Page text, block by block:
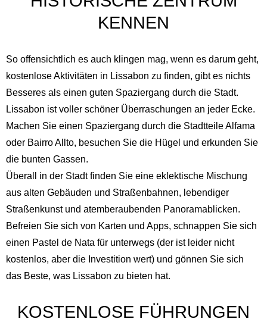
KENNEN
So offensichtlich es auch klingen mag, wenn es darum geht,
kostenlose Aktivitäten in Lissabon zu finden, gibt es nichts
Besseres als einen guten Spaziergang durch die Stadt.
Lissabon ist voller schöner Überraschungen an jeder Ecke.
Machen Sie einen Spaziergang durch die Stadtteile Alfama
oder Bairro Allto, besuchen Sie die Hügel und erkunden Sie
die bunten Gassen.
Überall in der Stadt finden Sie eine eklektische Mischung
aus alten Gebäuden und Straßenbahnen, lebendiger
Straßenkunst und atemberaubenden Panoramablicken.
Befreien Sie sich von Karten und Apps, schnappen Sie sich
einen Pastel de Nata für unterwegs (der ist leider nicht
kostenlos, aber die Investition wert) und gönnen Sie sich
das Beste, was Lissabon zu bieten hat.
KOSTENLOSE FÜHRUNGEN